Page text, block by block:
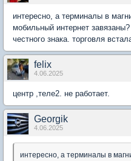
интересно, а терминалы в
мобильный интернет
честного знака. торговля
felix
4.06.2025
центр ,теле2. не работает.
Georgik
4.06.2025
интересно, а терминалы в